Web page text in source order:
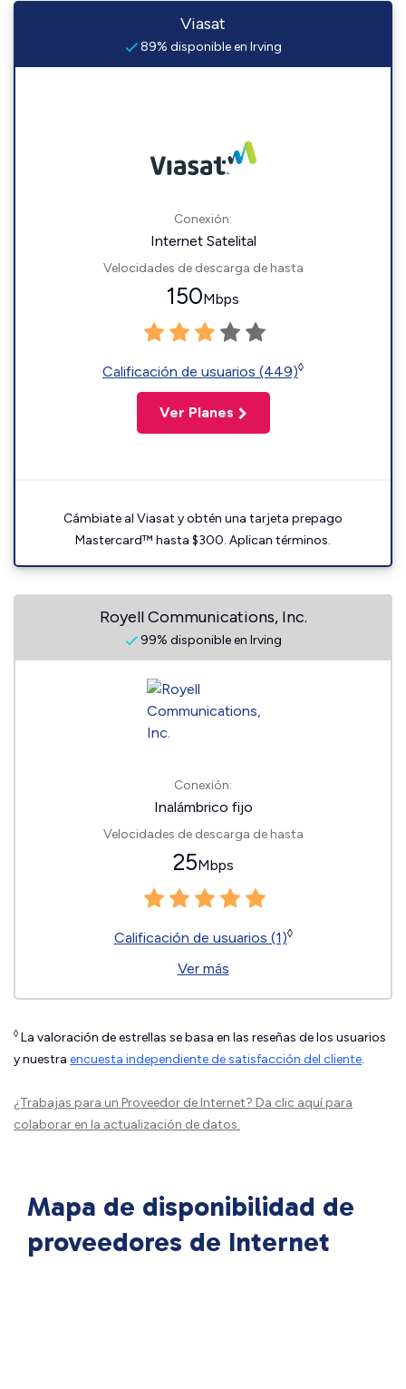
Viasat
89% disponible en Irving
Conexión:
Internet Satelital
Velocidades de descarga de hasta
150Mbps
Calificación de usuarios (449)◊
Ver Planes
Cámbiate al Viasat y obtén una tarjeta prepago
Mastercard™ hasta $300. Aplican términos.
Royell Communications, Inc.
99% disponible en Irving
Conexión:
Inalámbrico fijo
Velocidades de descarga de hasta
25Mbps
Calificación de usuarios (1)◊
Ver más
◊ La valoración de estrellas se basa en las reseñas de los usuarios
y nuestra encuesta independiente de satisfacción del cliente.
¿Trabajas para un Proveedor de Internet? Da clic aquípara
colaborar en la actualización de datos.
Mapa de disponibilidad de
proveedores de Internet